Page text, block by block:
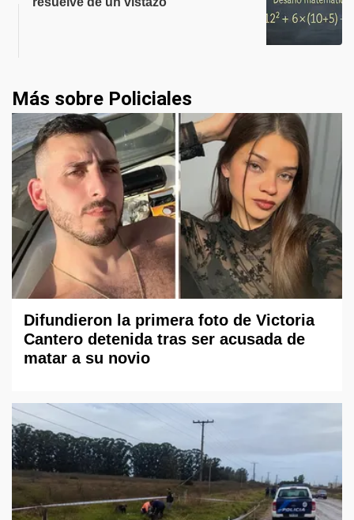
Más sobre Policiales
Difundieron la primera foto de Victoria
Cantero detenida tras ser acusada de
matar a su novio